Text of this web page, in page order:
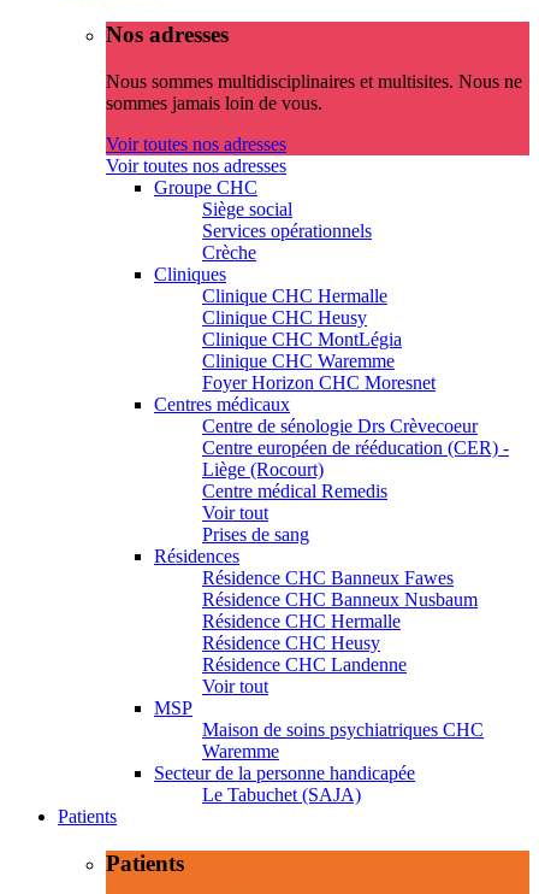
Nos adresses
Nous sommes multidisciplinaires et multisites. Nous ne
sommes jamais loin de vous.
Voir toutes nos adresses
Voir toutes nos adresses
Groupe CHC
Siège social
Services opérationnels
Crèche
Cliniques
Clinique CHC Hermalle
Clinique CHC Heusy
Clinique CHC MontLégia
Clinique CHC Waremme
Foyer Horizon CHC Moresnet
Centres médicaux
Centre de sénologie Drs Crèvecoeur
Centre européen de rééducation (CER) -
Liège (Rocourt)
Centre médical Remedis
Voir tout
Prises de sang
Résidences
Résidence CHC Banneux Fawes
Résidence CHC Banneux Nusbaum
Résidence CHC Hermalle
Résidence CHC Heusy
Résidence CHC Landenne
Voir tout
MSP
Maison de soins psychiatriques CHC
Waremme
Secteur de la personne handicapée
Le Tabuchet (SAJA)
Patients
Patients